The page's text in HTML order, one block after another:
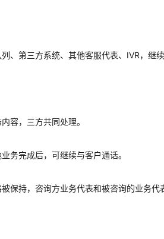
、第三方系统、其他客服代表、IVR，继续
容，三方共同处理。
务完成后，可继续与客户通话。
保持，咨询方业务代表和被咨询的业务代